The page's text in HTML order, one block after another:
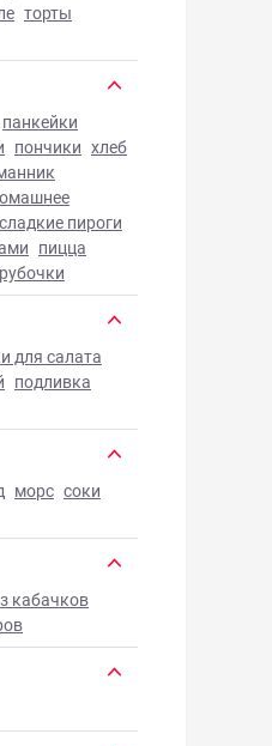
торты
панкейки
пончики хлеб
сладкие пироги
пицца
для салата
подливка
морс соки
кабачков